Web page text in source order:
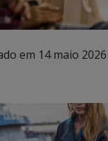
em 14 maio 2026